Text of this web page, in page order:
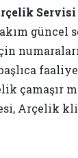
Servisi
güncel
çamaşır
Arçelik